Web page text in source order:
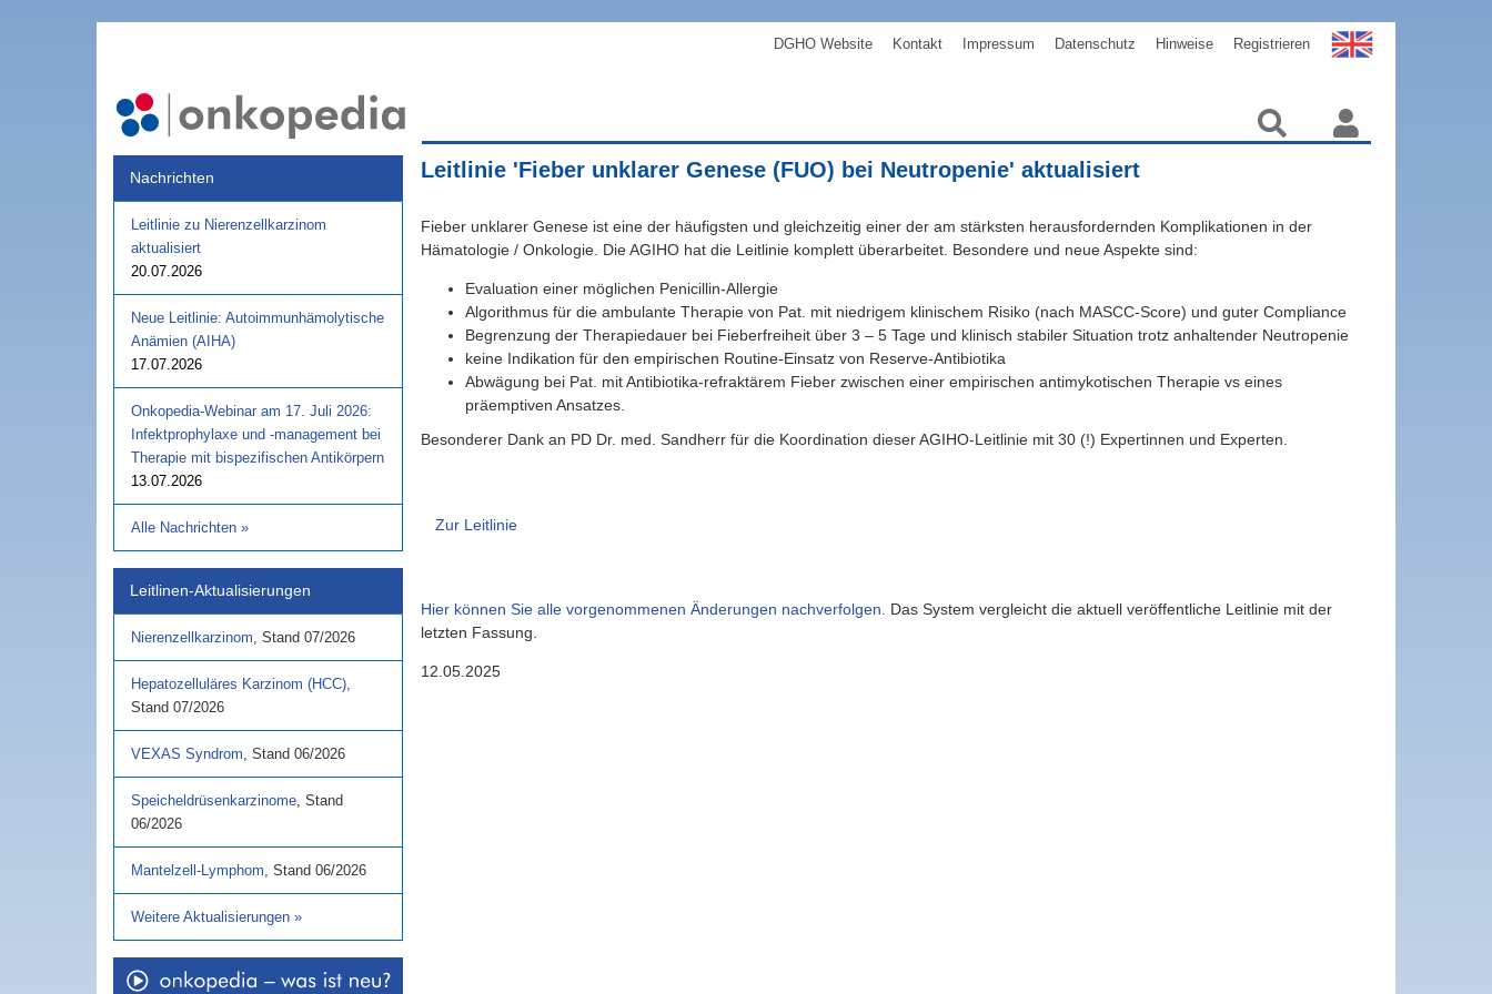
DGHO Website Kontakt Impressum Datenschutz Hinweise Registrieren
Nachrichten
Leitlinie zu Nierenzellkarzinom
aktualisiert
20.07.2026
Neue Leitlinie: Autoimmunhämolytische
Anämien (AIHA)
17.07.2026
Onkopedia-Webinar am 17. Juli 2026:
Infektprophylaxe und -management bei
Therapie mit bispezifischen Antikörpern
13.07.2026
Alle Nachrichten »
Leitlinen-Aktualisierungen
Nierenzellkarzinom, Stand 07/2026
Hepatozelluläres Karzinom (HCC),
Stand 07/2026
VEXAS Syndrom, Stand 06/2026
Speicheldrüsenkarzinome, Stand
06/2026
Mantelzell-Lymphom, Stand 06/2026
Weitere Aktualisierungen »
Leitlinie 'Fieber unklarer Genese (FUO) bei Neutropenie' aktualisiert
Fieber unklarer Genese ist eine der häufigsten und gleichzeitig einer der am stärksten herausfordernden Komplikationen in der
Hämatologie / Onkologie. Die AGIHO hat die Leitlinie komplett überarbeitet. Besondere und neue Aspekte sind:
Evaluation einer möglichen Penicillin-Allergie
Algorithmus für die ambulante Therapie von Pat. mit niedrigem klinischem Risiko (nach MASCC-Score) und guter Compliance
Begrenzung der Therapiedauer bei Fieberfreiheit über 3 – 5 Tage und klinisch stabiler Situation trotz anhaltender Neutropenie
keine Indikation für den empirischen Routine-Einsatz von Reserve-Antibiotika
Abwägung bei Pat. mit Antibiotika-refraktärem Fieber zwischen einer empirischen antimykotischen Therapie vs eines
präemptiven Ansatzes.
Besonderer Dank an PD Dr. med. Sandherr für die Koordination dieser AGIHO-Leitlinie mit 30 (!) Expertinnen und Experten.
Zur Leitlinie
Hier können Sie alle vorgenommenen Änderungen nachverfolgen. Das System vergleicht die aktuell veröffentliche Leitlinie mit der
letzten Fassung.
12.05.2025